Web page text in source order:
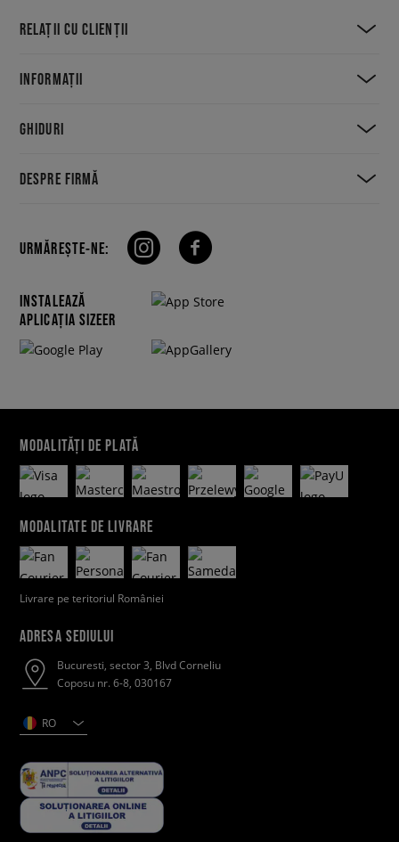
RELAȚII CU CLIENȚII
INFORMAȚII
GHIDURI
DESPRE FIRMĂ
URMĂREȘTE-NE:
INSTALEAZĂ
APLICAȚIA SIZEER
MODALITĂȚI DE PLATĂ
MODALITATE DE LIVRARE
Livrare pe teritoriul României
ADRESA SEDIULUI
Bucuresti, sector 3, Blvd Corneliu
Coposu nr. 6-8, 030167
RO